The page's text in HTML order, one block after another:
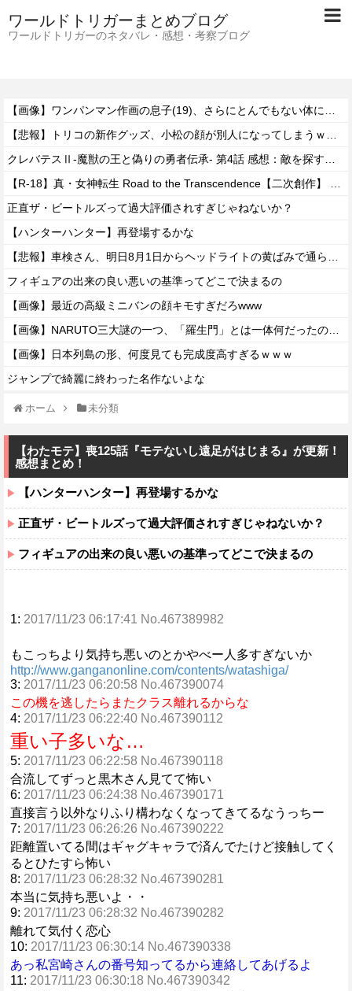
ワールドトリガーまとめブログ
ワールドトリガーのネタバレ・感想・考察ブログ
正直ザ・ビートルズって過大評価されすぎじゃねないか？
【ハンターハンター】再登場するかな
フィギュアの出来の良い悪いの基準ってどこで決まるの
【画像】最近の高級ミニバンの顔キモすぎだろwww
【画像】日本列島の形、何度見ても完成度高すぎるｗｗｗ
ジャンプで綺麗に終わった名作ないよな
ホーム 未分類
【わたモテ】喪125話『モテないし遠足がはじまる』が更新！
感想まとめ！
【ハンターハンター】再登場するかな
正直ザ・ビートルズって過大評価されすぎじゃねないか？
フィギュアの出来の良い悪いの基準ってどこで決まるの
1: 2017/11/23 06:17:41 No.467389982
もこっちより気持ち悪いのとかやべー人多すぎないか
http://www.ganganonline.com/contents/watashiga/
3: 2017/11/23 06:20:58 No.467390074
この機を逃したらまたクラス離れるからな
4: 2017/11/23 06:22:40 No.467390112
重い子多いな…
5: 2017/11/23 06:22:58 No.467390118
合流してずっと黒木さん見てて怖い
6: 2017/11/23 06:24:38 No.467390171
直接言う以外なりふり構わなくなってきてるなうっちー
7: 2017/11/23 06:26:26 No.467390222
距離置いてる間はギャグキャラで済んでたけど接触してく
るとひたすら怖い
8: 2017/11/23 06:28:32 No.467390281
本当に気持ち悪いよ・・
9: 2017/11/23 06:28:32 No.467390282
離れて気付く恋心
10: 2017/11/23 06:30:14 No.467390338
あっ私宮崎さんの番号知ってるから連絡してあげるよ
11: 2017/11/23 06:30:18 No.467390342